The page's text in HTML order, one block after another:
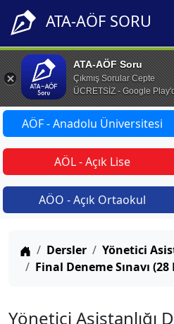
ATA-AÖF SORU
ATA-AÖF Soru
Çıkmış Sorular Cepte
ÜCRETSİZ - Google
AÖF - Anadolu Üniversitesi
AÖL - Açık Lise
AÖO - Açık Ortaokul
Anasayfa
Dersler
Yönetici
Final Deneme Sınavı
Yönetici Asistanlığı